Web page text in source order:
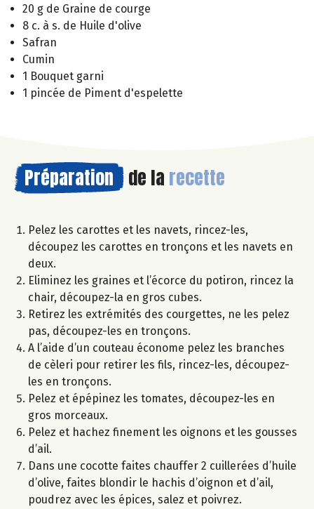
20 g de Graine de courge
8 c. à s. de Huile d'olive
Safran
Cumin
1 Bouquet garni
1 pincée de Piment d'espelette
Préparation de la recette
Pelez les carottes et les navets, rincez-les,
découpez les carottes en tronçons et les navets en
deux.
Eliminez les graines et l’écorce du potiron, rincez la
chair, découpez-la en gros cubes.
Retirez les extrémités des courgettes, ne les pelez
pas, découpez-les en tronçons.
A l’aide d’un couteau économe pelez les branches
de cèleri pour retirer les fils, rincez-les, découpez-
les en tronçons.
Pelez et épépinez les tomates, découpez-les en
gros morceaux.
Pelez et hachez finement les oignons et les gousses
d’ail.
Dans une cocotte faites chauffer 2 cuillerées d’huile
d’olive, faites blondir le hachis d’oignon et d’ail,
poudrez avec les épices, salez et poivrez.